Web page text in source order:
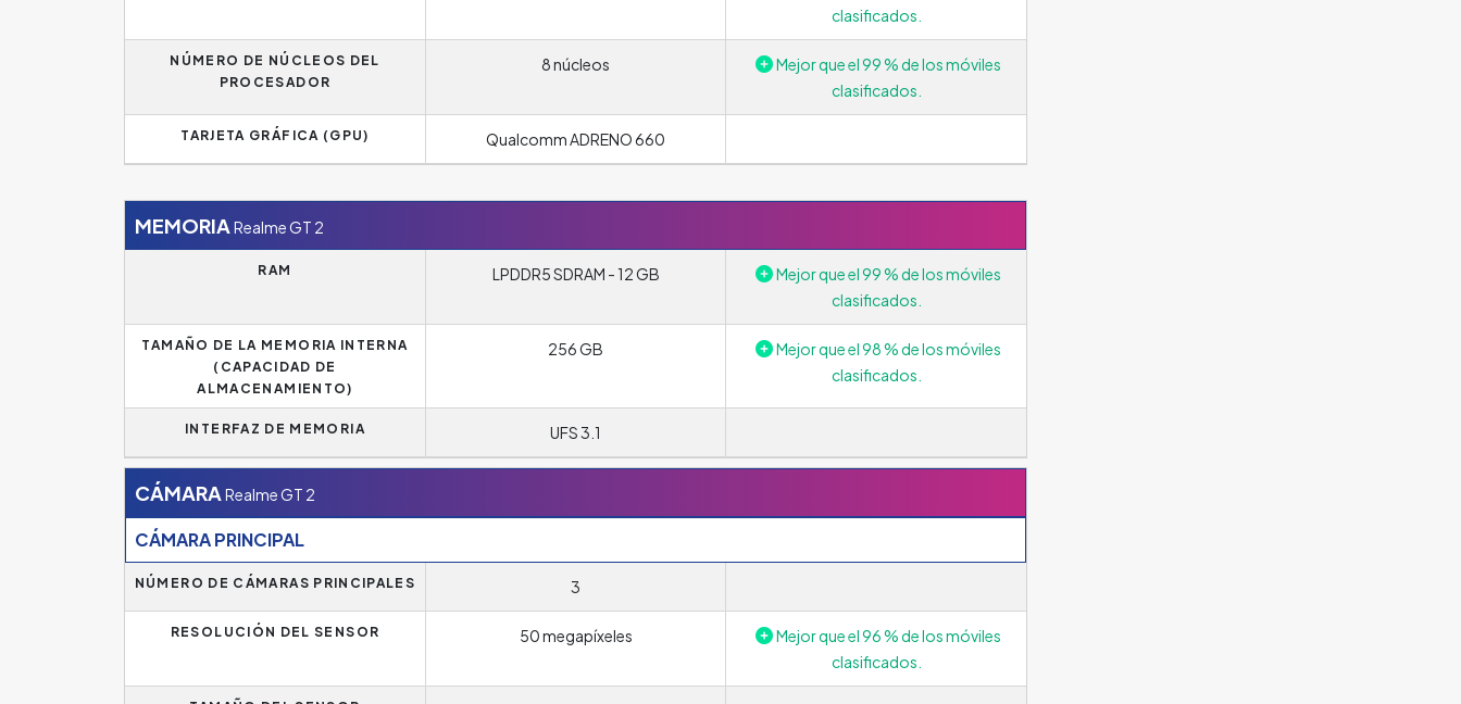
clasificados.
NÚMERO DE NÚCLEOS DEL
PROCESADOR
8 núcleos
Mejor que el 99 % de los móviles
clasificados.
TARJETA GRÁFICA (GPU) Qualcomm ADRENO 660
MEMORIA Realme GT 2
RAM LPDDR5 SDRAM - 12 GB
Mejor que el 99 % de los móviles
clasificados.
TAMAÑO DE LA MEMORIA INTERNA
(CAPACIDAD DE
ALMACENAMIENTO)
256 GB
Mejor que el 98 % de los móviles
clasificados.
INTERFAZ DE MEMORIA UFS 3.1
CÁMARA Realme GT 2
CÁMARA PRINCIPAL
NÚMERO DE CÁMARAS PRINCIPALES 3
RESOLUCIÓN DEL SENSOR 50 megapíxeles
Mejor que el 96 % de los móviles
clasificados.